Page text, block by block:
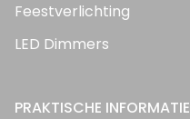
Feestverlichting
LED Dimmers
PRAKTISCHE INFORMATIE